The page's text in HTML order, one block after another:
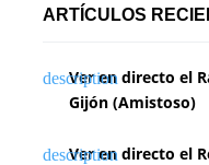
ARTÍCULOS
Ver en directo el
Gijón (Amistoso)
Ver en directo el